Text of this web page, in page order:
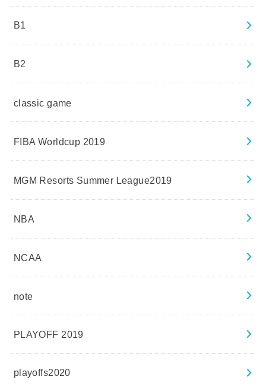
B1
B2
classic game
FIBA Worldcup 2019
MGM Resorts Summer League2019
NBA
NCAA
note
PLAYOFF 2019
playoffs2020